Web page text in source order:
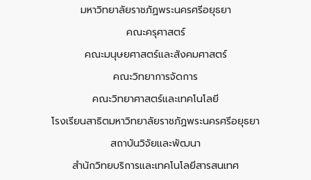
มหาวิทยาลัยราชภัฏพระนครศรีอยุธยา
คณะครุศาสตร์
คณะมนุษยศาสตร์และสังคมศาสตร์
คณะวิทยาการจัดการ
คณะวิทยาศาสตร์และเทคโนโลยี
โรงเรียนสาธิตมหาวิทยาลัยราชภัฏพระนครศรีอยุธยา
สถาบันวิจัยและพัฒนา
สำนักวิทยบริการและเทคโนโลยีสารสนเทศ